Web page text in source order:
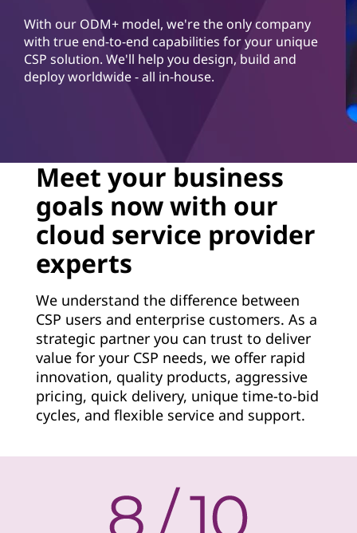
r
With our ODM+ model, we're the only company
with true end-to-end capabilities for your unique
CSP solution. We'll help you design, build and
deploy worldwide - all in-house.
Meet your business
goals now with our
cloud service provider
experts
We understand the difference between
CSP users and enterprise customers. As a
strategic partner you can trust to deliver
value for your CSP needs, we offer rapid
innovation, quality products, aggressive
pricing, quick delivery, unique time-to-bid
cycles, and flexible service and support.